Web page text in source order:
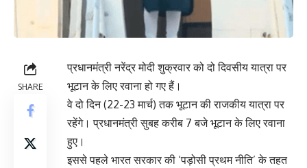
SHARE
प्रधानमंत्री नरेंद्र मोदी शुक्रवार को दो दिवसीय यात्रा पर
भूटान के लिए रवाना हो गए हैं।
वे दो दिन (22-23 मार्च) तक भूटान की राजकीय यात्रा पर
रहेंगे। प्रधानमंत्री सुबह करीब 7 बजे भूटान के लिए रवाना
हुए।
इससे पहले भारत सरकार की ‘पड़ोसी प्रथम नीति’ के तहत